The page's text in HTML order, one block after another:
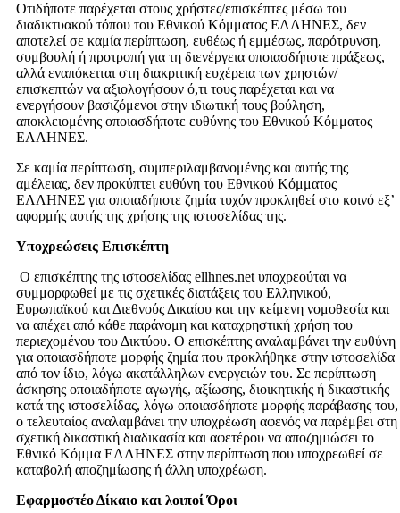
Οτιδήποτε παρέχεται στους χρήστες/επισκέπτες μέσω του
διαδικτυακού τόπου του Εθνικού Κόμματος ΕΛΛΗΝΕΣ, δεν
αποτελεί σε καμία περίπτωση, ευθέως ή εμμέσως, παρότρυνση,
συμβουλή ή προτροπή για τη διενέργεια οποιασδήποτε πράξεως,
αλλά εναπόκειται στη διακριτική ευχέρεια των χρηστών/
επισκεπτών να αξιολογήσουν ό,τι τους παρέχεται και να
ενεργήσουν βασιζόμενοι στην ιδιωτική τους βούληση,
αποκλειομένης οποιασδήποτε ευθύνης του Εθνικού Κόμματος
ΕΛΛΗΝΕΣ.
Σε καμία περίπτωση, συμπεριλαμβανομένης και αυτής της
αμέλειας, δεν προκύπτει ευθύνη του Εθνικού Κόμματος
ΕΛΛΗΝΕΣ για οποιαδήποτε ζημία τυχόν προκληθεί στο κοινό εξ’
αφορμής αυτής της χρήσης της ιστοσελίδας της.
Υποχρεώσεις Επισκέπτη
Ο επισκέπτης της ιστοσελίδας ellhnes.net υποχρεούται να
συμμορφωθεί με τις σχετικές διατάξεις του Ελληνικού,
Ευρωπαϊκού και Διεθνούς Δικαίου και την κείμενη νομοθεσία και
να απέχει από κάθε παράνομη και καταχρηστική χρήση του
περιεχομένου του Δικτύου. Ο επισκέπτης αναλαμβάνει την ευθύνη
για οποιασδήποτε μορφής ζημία που προκλήθηκε στην ιστοσελίδα
από τον ίδιο, λόγω ακατάλληλων ενεργειών του. Σε περίπτωση
άσκησης οποιαδήποτε αγωγής, αξίωσης, διοικητικής ή δικαστικής
κατά της ιστοσελίδας, λόγω οποιασδήποτε μορφής παράβασης του,
ο τελευταίος αναλαμβάνει την υποχρέωση αφενός να παρέμβει στη
σχετική δικαστική διαδικασία και αφετέρου να αποζημιώσει το
Εθνικό Κόμμα ΕΛΛΗΝΕΣ στην περίπτωση που υποχρεωθεί σε
καταβολή αποζημίωσης ή άλλη υποχρέωση.
Εφαρμοστέο Δίκαιο και λοιποί Όροι